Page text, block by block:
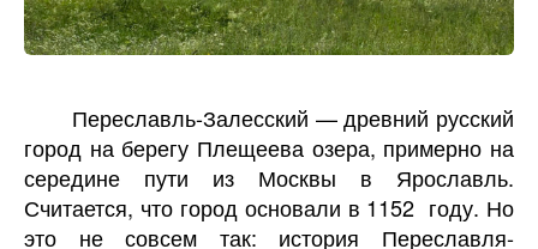
Переславль-Залесский — древний русский
город на берегу Плещеева озера, примерно на
середине пути из Москвы в Ярославль.
Считается, что город основали в 1152 году. Но
это не совсем так: история Переславля-